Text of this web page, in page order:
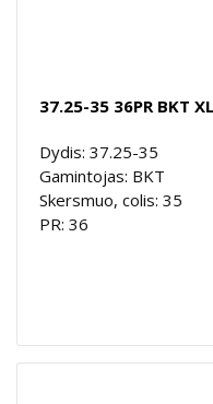
37.25-35 36PR BKT
Dydis: 37.25-35
Gamintojas: BKT
Skersmuo, colis: 35
PR: 36